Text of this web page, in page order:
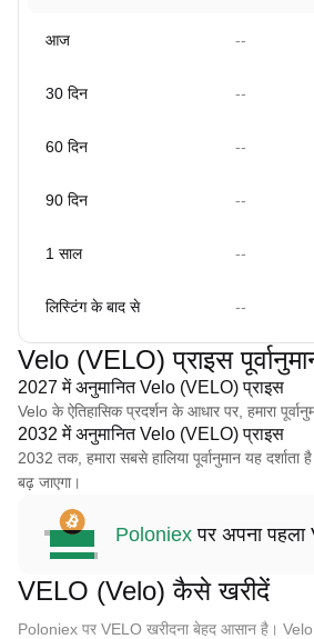
आज --
30 दिन --
60 दिन --
90 दिन --
1 साल --
लिस्टिंग के बाद से --
Velo (VELO) प्राइस
2027 में अनुमानित Velo (VELO) प्राइस
Velo के ऐतिहासिक प्रदर्शन के आधार पर, हमारा
2032 में अनुमानित Velo (VELO) प्राइस
2032 तक, हमारा सबसे हालिया पूर्वानुमान यह
बढ़ जाएगा।
Poloniex पर अपना
VELO (Velo) कैसे खरीदें
Poloniex पर VELO खरीदना बेहद आसान है।